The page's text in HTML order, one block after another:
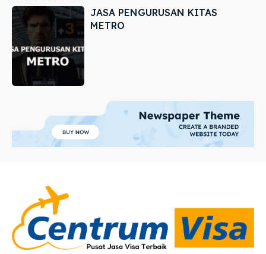
JASA PENGURUSAN KITAS
METRO